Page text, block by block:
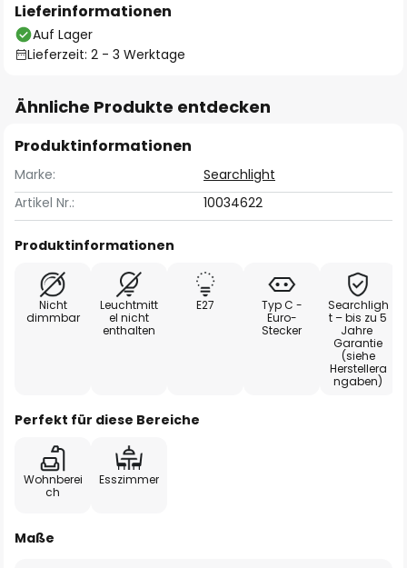
Lieferinformationen
Auf Lager
Lieferzeit: 2 - 3 Werktage
Ähnliche Produkte entdecken
Produktinformationen
Marke:
Searchlight
Artikel Nr.:
10034622
Produktinformationen
Nicht
dimmbar
Leuchtmitt
el nicht
enthalten
E27
Typ C -
Euro-
Stecker
Searchligh
t – bis zu 5
Jahre
Garantie
(siehe
Herstellera
ngaben)
Perfekt für diese Bereiche
Wohnberei
ch
Esszimmer
Maße